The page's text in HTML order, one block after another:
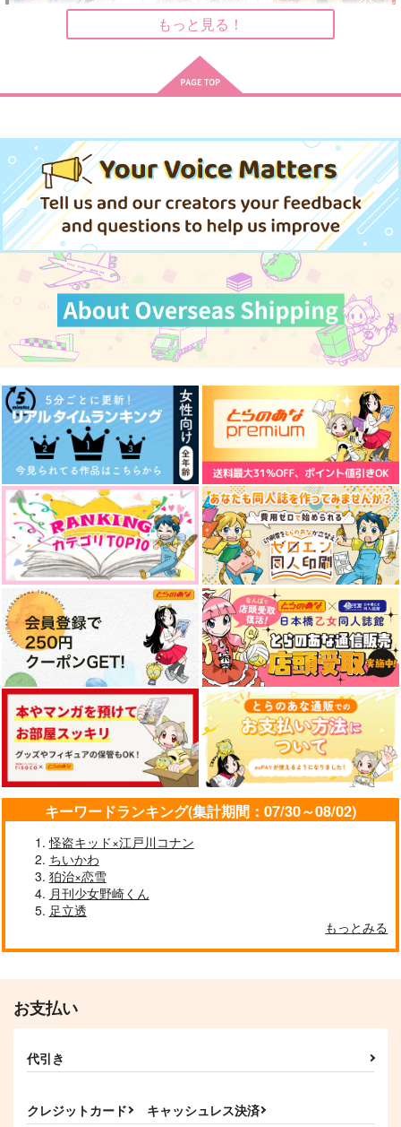
シッター,シッター！
Bee
街屋
1,100円 （税込）
天城燐音
サンプル
作品詳細
AuroRa
2,530 円（税込）
星野アクア×星野ルビー
作品詳細
巡る季節を君と
ピグマリオン
880円（税込）
作品詳細
変わってしまった俺
変わらないもの
パラダイストラベラ
ー
315円（税込）
三日月宗近×鶴丸国永
サンプル
作品詳細
宮クリニックーちょっ
と変わった診療所ー
うなぢゅうや
787円（税込）
モブ×宮
サンプル
作品詳細
Happy Happy Birthda
y
もこもこのとこ
787円（税込）
緑谷出久×爆豪勝己
サンプル
作品詳細
philosophia
Abyss Base
1,257円（税込）
サンプル
The Big Bang
甘味処想田庵
いから 7
一迅社
814円（税込）
サンプル
作品詳細
ンジョン奥地で 23
講談社
サンプル
作品詳細
若夫婦は少し変わって
いる。 下
KADOKAWA
1,760 円（税込）
サンプル
作品詳細
メルディオン公爵家の
若夫婦は少し変わって
いる。 上
KADOKAWA
1,760円（税込）
サンプル
作品詳細
もっと見る！
キーワードランキング(集計期間：07/30～08/02)
怪盗キッド×江戸川コナン
ちいかわ
狛治×恋雪
月刊少女野崎くん
足立透
もっとみる
お支払い
代引き
クレジットカード キャッシュレス決済